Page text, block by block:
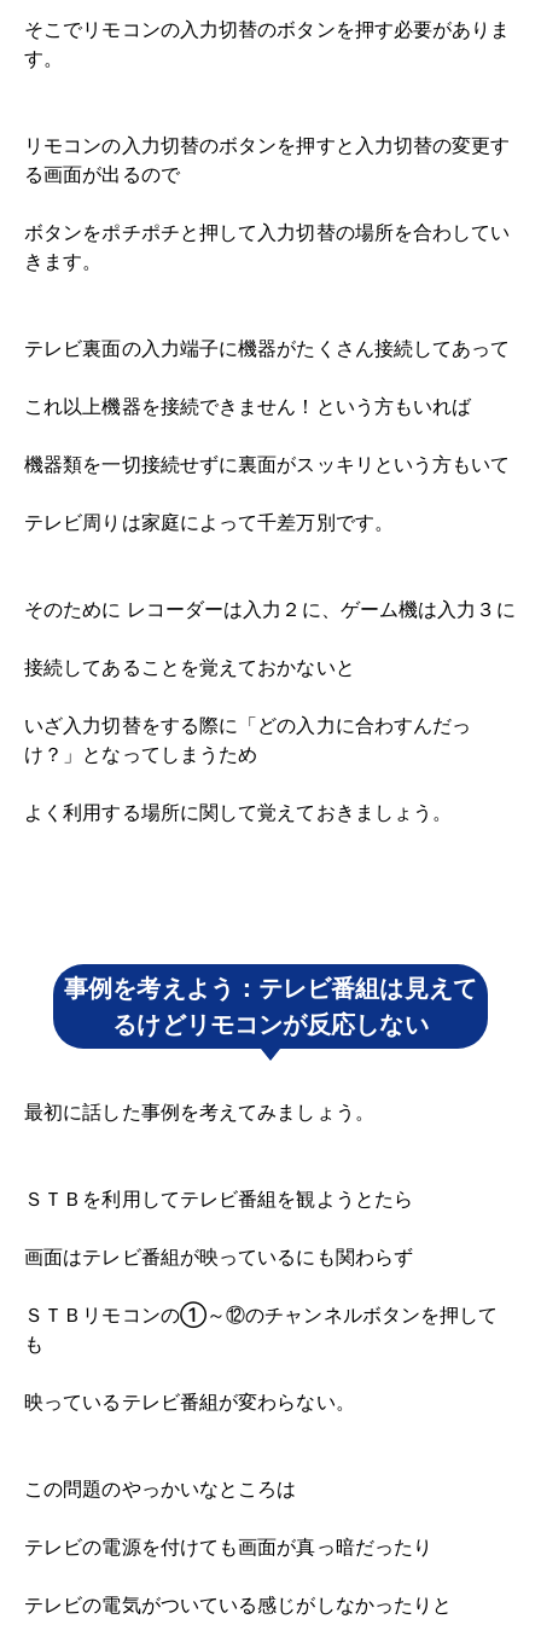
そこでリモコンの入力切替のボタンを押す必要がありま
す。
リモコンの入力切替のボタンを押すと入力切替の変更す
る画面が出るので
ボタンをポチポチと押して入力切替の場所を合わしてい
きます。
テレビ裏面の入力端子に機器がたくさん接続してあって
これ以上機器を接続できません！という方もいれば
機器類を一切接続せずに裏面がスッキリという方もいて
テレビ周りは家庭によって千差万別です。
そのために レコーダーは入力２に、ゲーム機は入力３に
接続してあることを覚えておかないと
いざ入力切替をする際に「どの入力に合わすんだっ
け？」となってしまうため
よく利用する場所に関して覚えておきましょう。
事例を考えよう：テレビ番組は見えて
るけどリモコンが反応しない
最初に話した事例を考えてみましょう。
ＳＴＢを利用してテレビ番組を観ようとたら
画面はテレビ番組が映っているにも関わらず
ＳＴＢリモコンの①～⑫のチャンネルボタンを押して
も
映っているテレビ番組が変わらない。
この問題のやっかいなところは
テレビの電源を付けても画面が真っ暗だったり
テレビの電気がついている感じがしなかったりと